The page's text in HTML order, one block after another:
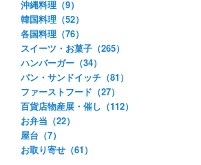
沖縄料理（9）
韓国料理（52）
各国料理（76）
スイーツ・お菓子（265）
ハンバーガー（34）
パン・サンドイッチ（81）
ファーストフード（27）
百貨店物産展・催し（112）
お弁当（22）
屋台（7）
お取り寄せ（61）